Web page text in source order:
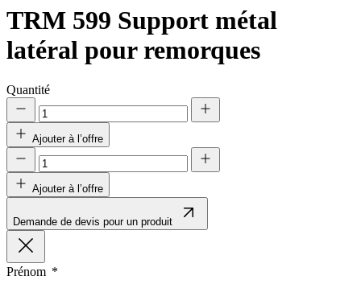
TRM 599 Support métal
latéral pour remorques
Quantité
Ajouter à l’offre
Ajouter à l’offre
Demande de devis pour un produit
Prénom